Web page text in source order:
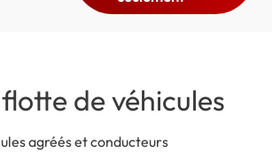
de véhicules
agréés et conducteurs